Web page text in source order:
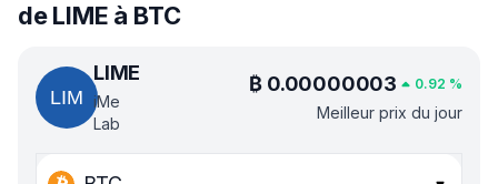
de LIME à BTC
LIME
iMe
Lab
₿ 0.00000003 0.92 %
Meilleur prix du jour